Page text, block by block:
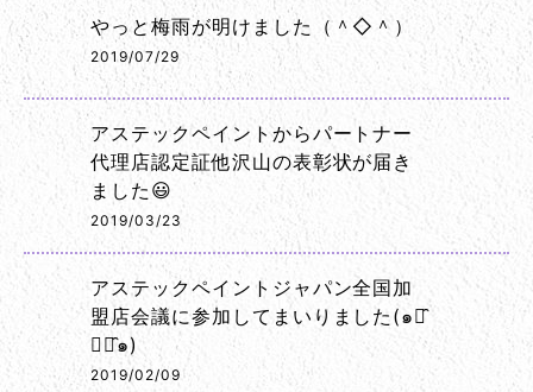
やっと梅雨が明けました（＾◇＾）
2019/07/29
アステックペイントからパートナー
代理店認定証他沢山の表彰状が届き
ました😃
2019/03/23
アステックペイントジャパン全国加
盟店会議に参加してまいりました(๑･̑
◡･̑๑)
2019/02/09